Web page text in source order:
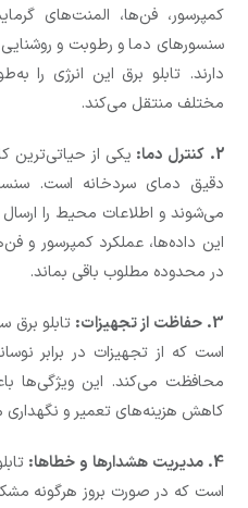
کمپرسور، فن‌ها، المنت‌های
سنسورهای دما و رطوبت و
دارند. تابلو برق این انرژی را
مختلف منتقل می‌کند.
2. کنترل دما:
یکی از حیاتی‌ترین
دقیق دمای سردخانه است.
می‌شوند و اطلاعات محیط را
این داده‌ها، عملکرد کمپرسور و
در محدوده مطلوب باقی بماند.
3. حفاظت از تجهیزات:
تابلو
است که از تجهیزات در برابر
محافظت می‌کند. این ویژگی‌ها
کاهش هزینه‌های تعمیر و
4. مدیریت هشدارها و خطاها:
است که در صورت بروز هرگونه